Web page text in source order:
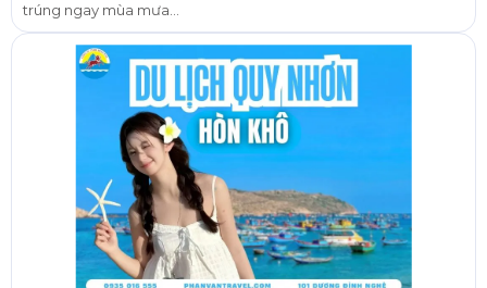
trúng ngay mùa mưa...